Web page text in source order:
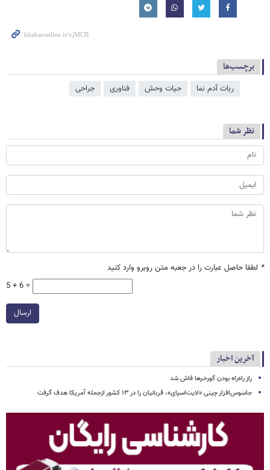
برچسب‌ها
ربات آدم نما حیات وحش فناوری جراحی
نظر شما
* لطفا حاصل عبارت را در جعبه متن روبرو وارد کنید
5 + 6 =
ارسال
آخرین اخبار
راز راه‌راه بودن گورخرها فاش شد
جاسوس‌افزار چینی «لایت‌اسپای»، قربانیان را در ۱۳ کشور ازجمله آمریکا هدف گرفت